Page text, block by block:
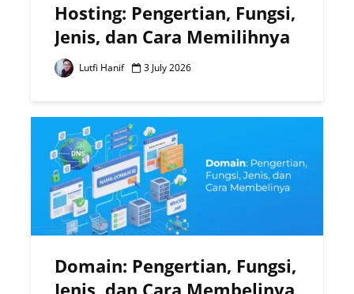
Hosting: Pengertian, Fungsi,
Jenis, dan Cara Memilihnya
Lutfi Hanif 3 July 2026
Domain: Pengertian, Fungsi,
Jenis, dan Cara Membelinya